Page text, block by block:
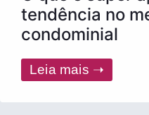
tendência no
condominial
Leia mais ➝